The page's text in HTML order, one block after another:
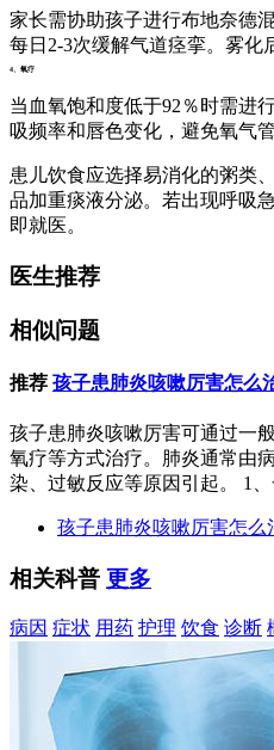
家长需协助孩子进行布地奈德
每日2-3次缓解气道痉挛。雾化
4、氧疗
当血氧饱和度低于92％时需进
吸频率和唇色变化，避免氧气
患儿饮食应选择易消化的粥类
品加重痰液分泌。若出现呼吸
即就医。
医生推荐
相似问题
推荐 孩子患肺炎咳嗽厉害怎么
孩子患肺炎咳嗽厉害可通过一
氧疗等方式治疗。肺炎通常由
染、过敏反应等原因引起。 1、
孩子患肺炎咳嗽厉害怎么
相关科普 更多
病因 症状 用药 护理 饮食 诊断